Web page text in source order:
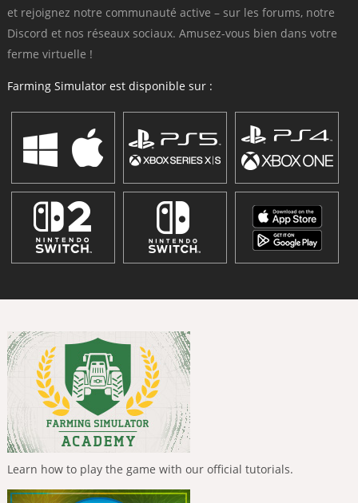
et rejoignez notre communauté active – sur les forums, notre
Discord et nos réseaux sociaux. Amusez-vous bien dans votre
ferme virtuelle !
Farming Simulator est disponible sur :
Learn how to play the game with our official tutorials.